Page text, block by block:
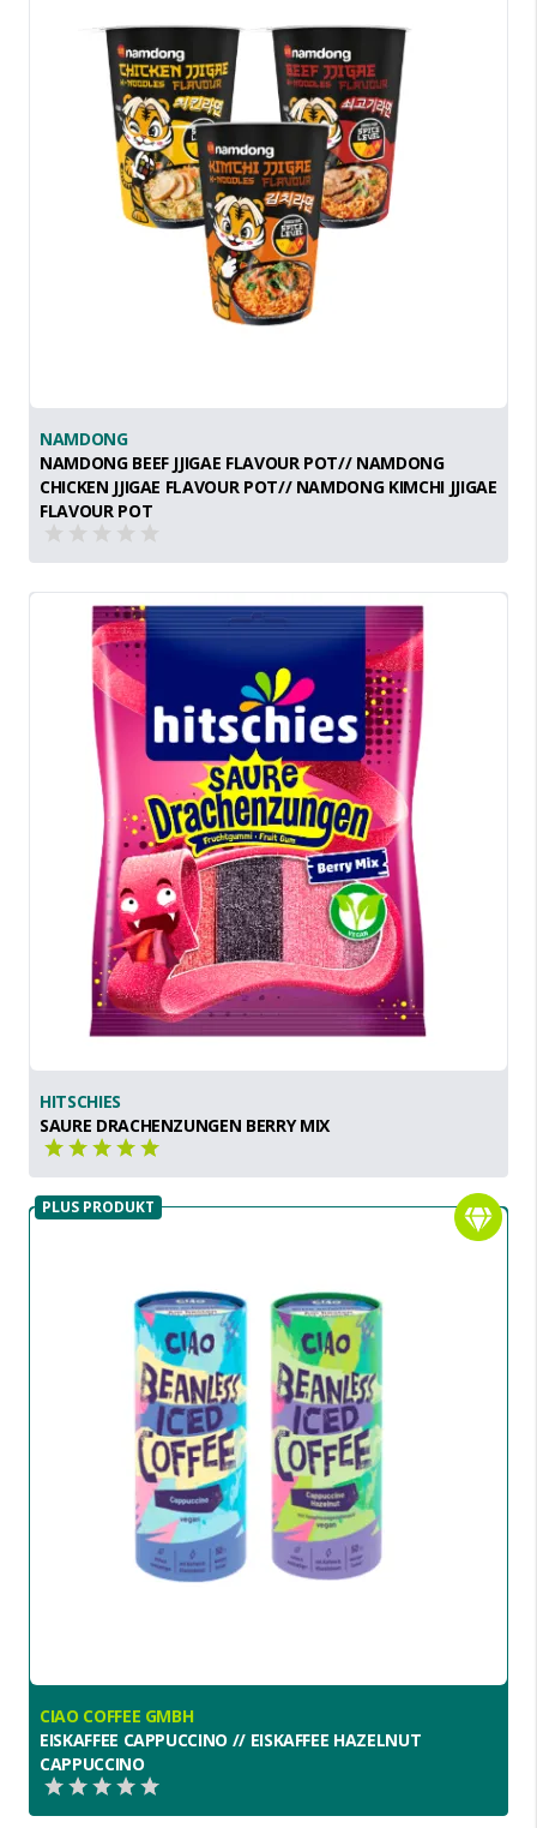
NAMDONG
NAMDONG BEEF JJIGAE FLAVOUR POT// NAMDONG
CHICKEN JJIGAE FLAVOUR POT// NAMDONG KIMCHI JJIGAE
FLAVOUR POT
HITSCHIES
SAURE DRACHENZUNGEN BERRY MIX
CIAO COFFEE GMBH
EISKAFFEE CAPPUCCINO // EISKAFFEE HAZELNUT
CAPPUCCINO
PLUS PRODUKT